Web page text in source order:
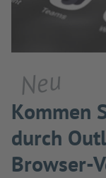
Neu
Kommen
durch
Browser-